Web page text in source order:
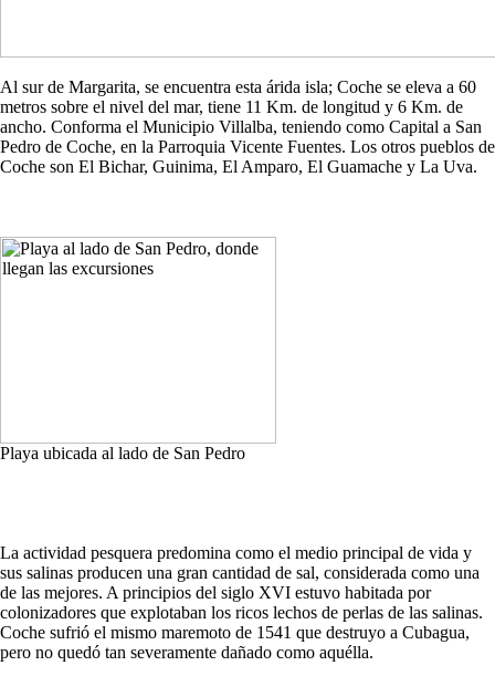
Al sur de Margarita, se encuentra esta árida isla; Coche se eleva a 60
metros sobre el nivel del mar, tiene 11 Km. de longitud y 6 Km. de
ancho. Conforma el Municipio Villalba, teniendo como Capital a San
Pedro de Coche, en la Parroquia Vicente Fuentes. Los otros pueblos de
Coche son El Bichar, Guinima, El Amparo, El Guamache y La Uva.
Playa ubicada al lado de San Pedro
La actividad pesquera predomina como el medio principal de vida y
sus salinas producen una gran cantidad de sal, considerada como una
de las mejores. A principios del siglo XVI estuvo habitada por
colonizadores que explotaban los ricos lechos de perlas de las salinas.
Coche sufrió el mismo maremoto de 1541 que destruyo a Cubagua,
pero no quedó tan severamente dañado como aquélla.